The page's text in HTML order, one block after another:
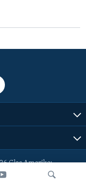
Glas Amerike: